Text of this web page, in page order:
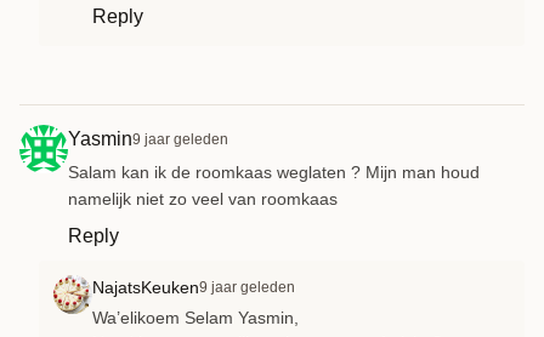
Reply
Yasmin9 jaar geleden
Salam kan ik de roomkaas weglaten ? Mijn man houd
namelijk niet zo veel van roomkaas
Reply
NajatsKeuken9 jaar geleden
Wa’elikoem Selam Yasmin,